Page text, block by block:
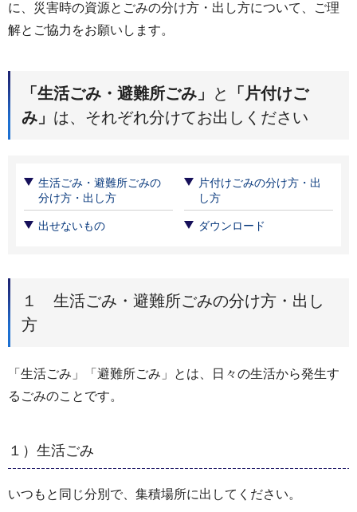
に、災害時の資源とごみの分け方・出し方について、ご理
解とご協力をお願いします。
「生活ごみ・避難所ごみ」 と
「片付けご
み」 は、それぞれ分けてお出しください
生活ごみ・避難所ごみの
分け方・出し方
片付けごみの分け方・出
し方
出せないもの ダウンロード
１ 生活ごみ・避難所ごみの分け方・出し
方
「生活ごみ」「避難所ごみ」とは、日々の生活から発生す
るごみのことです。
１）生活ごみ
いつもと同じ分別で、集積場所に出してください。